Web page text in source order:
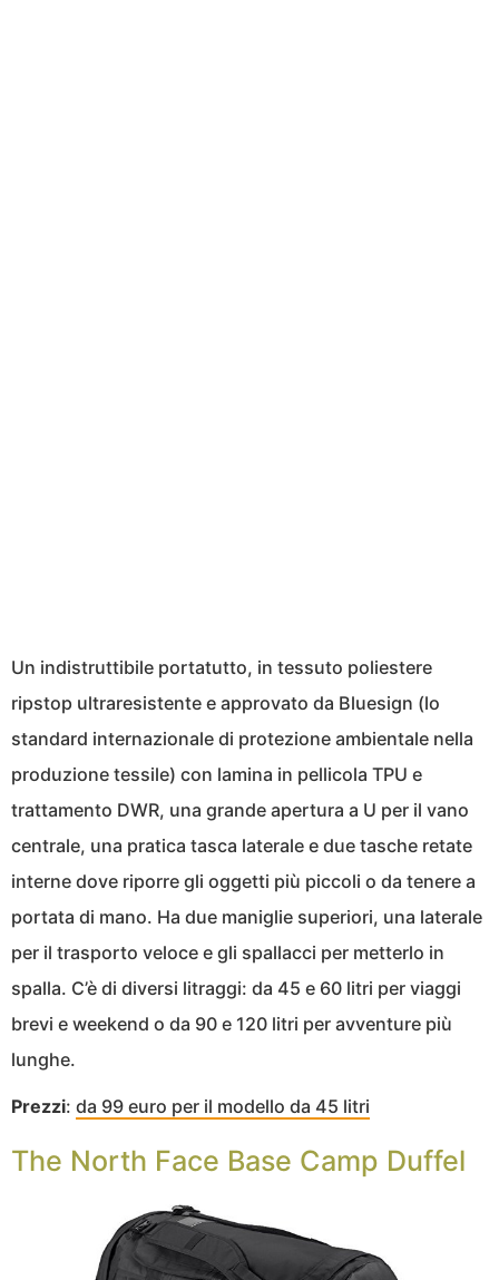
Un indistruttibile portatutto, in tessuto poliestere
ripstop ultraresistente e approvato da Bluesign (lo
standard internazionale di protezione ambientale nella
produzione tessile) con lamina in pellicola TPU e
trattamento DWR, una grande apertura a U per il vano
centrale, una pratica tasca laterale e due tasche retate
interne dove riporre gli oggetti più piccoli o da tenere a
portata di mano. Ha due maniglie superiori, una laterale
per il trasporto veloce e gli spallacci per metterlo in
spalla. C’è di diversi litraggi: da 45 e 60 litri per viaggi
brevi e weekend o da 90 e 120 litri per avventure più
lunghe.
Prezzi: da 99 euro per il modello da 45 litri
The North Face Base Camp Duffel